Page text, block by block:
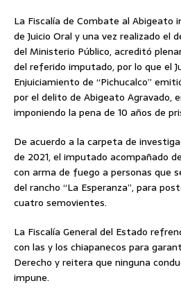
La Fiscalía de Combate al Abigeato
de Juicio Oral y una vez realizado el
del Ministerio Público, acreditó
del referido imputado, por lo que el
Enjuiciamiento de “Pichucalco”
por el delito de Abigeato Agravado,
imponiendo la pena de 10 años de
De acuerdo a la carpeta de
de 2021, el imputado acompañado
con arma de fuego a personas que
del rancho “La Esperanza”, para
cuatro semovientes.
La Fiscalía General del Estado
con las y los chiapanecos para
Derecho y reitera que ninguna
impune.